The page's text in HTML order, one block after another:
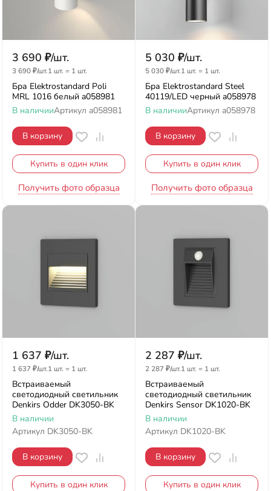
3 690 ₽/шт.
3 690₽/шт.1 шт. = 1 шт.
Бра Elektrostandard Poli
MRL 1016 белый a058981
В наличииАртикул a058981
В корзину
Купить в один клик
Получить фото образца
5 030 ₽/шт.
5 030₽/шт.1 шт. = 1 шт.
Бра Elektrostandard Steel
40119/LED черный a058978
В наличииАртикул a058978
В корзину
Купить в один клик
Получить фото образца
1 637 ₽/шт.
1 637₽/шт.1 шт. = 1 шт.
Встраиваемый
светодиодный светильник
Denkirs Odder DK3050-BK
В наличии
Артикул DK3050-BK
В корзину
Купить в один клик
2 287 ₽/шт.
2 287₽/шт.1 шт. = 1 шт.
Встраиваемый
светодиодный светильник
Denkirs Sensor DK1020-BK
В наличии
Артикул DK1020-BK
В корзину
Купить в один клик